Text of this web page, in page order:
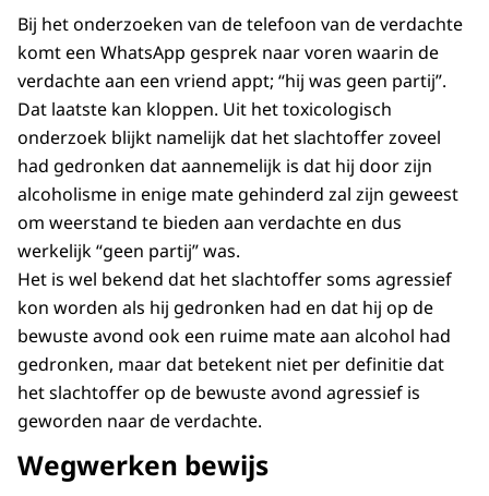
Bij het onderzoeken van de telefoon van de verdachte
komt een WhatsApp gesprek naar voren waarin de
verdachte aan een vriend appt; “hij was geen partij”.
Dat laatste kan kloppen. Uit het toxicologisch
onderzoek blijkt namelijk dat het slachtoffer zoveel
had gedronken dat aannemelijk is dat hij door zijn
alcoholisme in enige mate gehinderd zal zijn geweest
om weerstand te bieden aan verdachte en dus
werkelijk “geen partij” was.
Het is wel bekend dat het slachtoffer soms agressief
kon worden als hij gedronken had en dat hij op de
bewuste avond ook een ruime mate aan alcohol had
gedronken, maar dat betekent niet per definitie dat
het slachtoffer op de bewuste avond agressief is
geworden naar de verdachte.
Wegwerken bewijs